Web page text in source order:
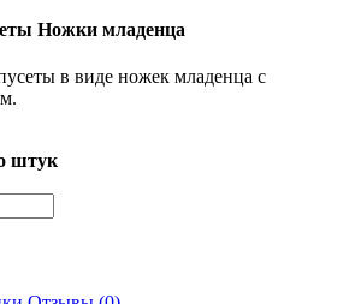
Ножки младенца
в виде ножек младенца с
штук